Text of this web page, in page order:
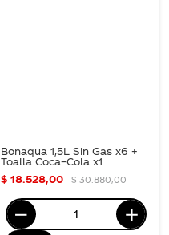
Bonaqua 1,5L Sin Gas x6 +
Toalla Coca–Cola x1
$ 18.528,00 $ 30.880,00